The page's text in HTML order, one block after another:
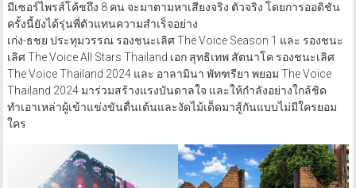
มีเซอร์ไพรส์โค้ชถึง 8 คน จะมาตามหาเสียงจริง ตัวจริง โดยการออดิชัน
ครั้งนี้ยังได้รุ่นพี่ตัวแทนความสำเร็จอย่าง
เก่ง-ธชย ประทุมวรรณ รองชนะเลิศ The Voice Season 1 และ รองชนะ
เลิศ The Voice All Stars Thailand เอก สุทธิเทพ สัตนาโค รองชนะเลิศ
The Voice Thailand 2024 และ อาลามินา พัทฑรียา พยอม The Voice
Thailand 2024 มาร่วมสร้างแรงบันดาลใจ และให้กำลังอย่างใกล้ชิด
ทำเอาเหล่าผู้เข้าแข่งขันตื่นเต้นและงัดไม้เด็ดมาสู้กันแบบไม่มีใครยอม
ใคร